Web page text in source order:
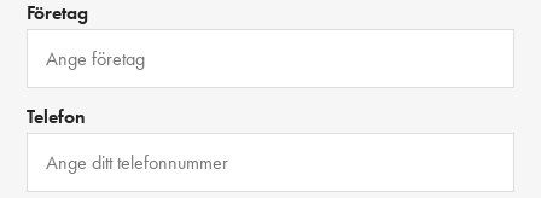
Företag
Telefon